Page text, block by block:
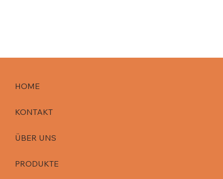
HOME
KONTAKT
ÜBER UNS
PRODUKTE